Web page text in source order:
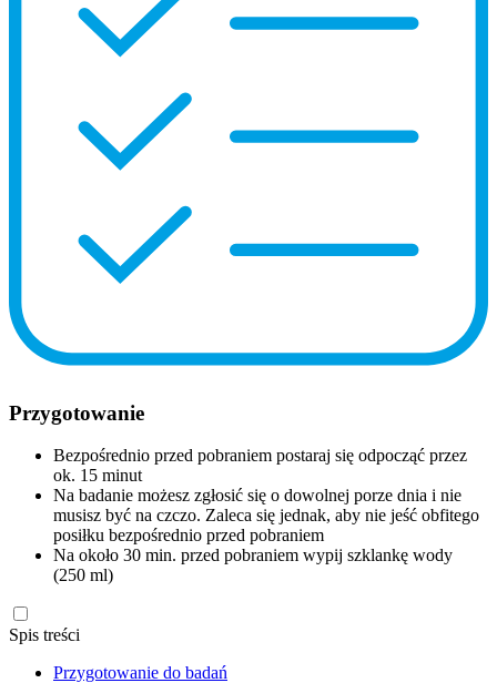
Przygotowanie
Bezpośrednio przed pobraniem postaraj się odpocząć przez
ok. 15 minut
Na badanie możesz zgłosić się o dowolnej porze dnia i nie
musisz być na czczo. Zaleca się jednak, aby nie jeść obfitego
posiłku bezpośrednio przed pobraniem
Na około 30 min. przed pobraniem wypij szklankę wody
(250 ml)
Spis treści
Przygotowanie do badań